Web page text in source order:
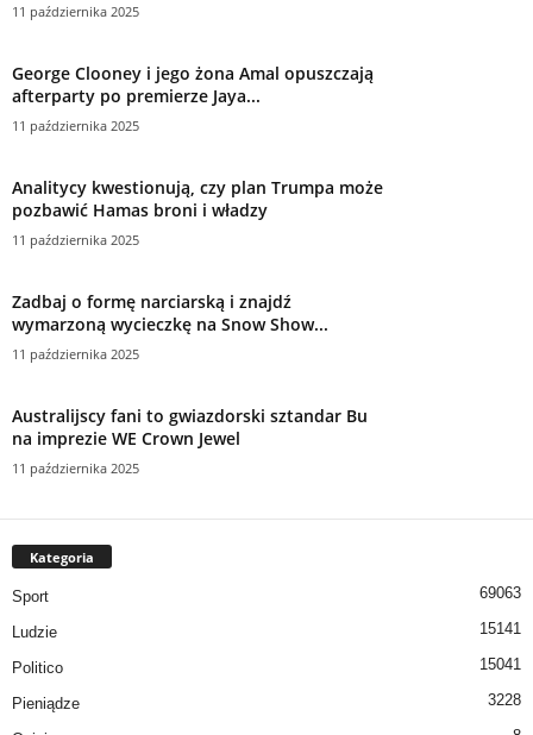
11 października 2025
George Clooney i jego żona Amal opuszczają
afterparty po premierze Jaya...
11 października 2025
Analitycy kwestionują, czy plan Trumpa może
pozbawić Hamas broni i władzy
11 października 2025
Zadbaj o formę narciarską i znajdź
wymarzoną wycieczkę na Snow Show...
11 października 2025
Australijscy fani to gwiazdorski sztandar Bu
na imprezie WE Crown Jewel
11 października 2025
Kategoria
Sport 69063
Ludzie 15141
Politico 15041
Pieniądze 3228